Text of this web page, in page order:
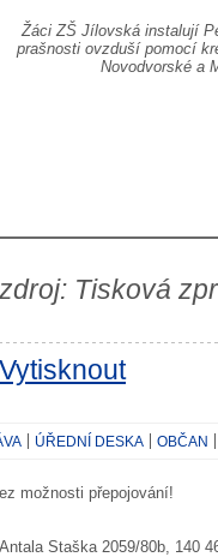
Žáci ZŠ Jílovská instalují
prašnosti ovzduší pomocí
Novodvorské a
zdroj: Tisková
Vytisknout
ÚŘEDNÍ DESKA OBČAN
možnosti přepojování!
Staška 2059/80b, 140